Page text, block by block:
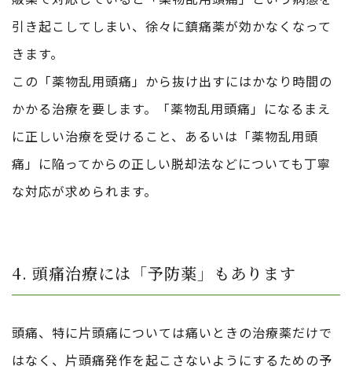
引き起こしてしまい、徐々に鎮痛薬が効かなくなって
きます。
この「薬物乱用頭痛」から抜け出すにはかなり時間の
かかる治療を要します。「薬物乱用頭痛」になるまえ
に正しい治療を受けること、あるいは「薬物乱用頭
痛」に陥ってからの正しい脱却法などについても丁寧
な対応が求められます。
4. 頭痛治療には「予防薬」もあります
頭痛、特に片頭痛については痛いときの治療薬だけで
はなく、片頭痛発作を起こさないようにするための予